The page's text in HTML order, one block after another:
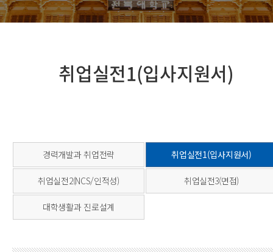
취업실전1(입사지원서)
경력개발과 취업전략 취업실전1(입사지원서)
취업실전2(NCS/인적성) 취업실전3(면접)
대학생활과 진로설계